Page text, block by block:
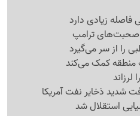
فاصله زیادی دارد
صحبت‌های ترامپ
را از سر می‌گیرد
منطقه کمک می‌کند
شدید ذخایر نفت آمریکا
استقلال شد